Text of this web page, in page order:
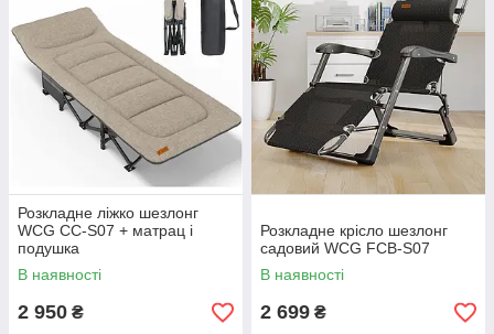
Розкладне ліжко шезлонг
WCG CC-S07 + матрац і
подушка
В наявності
2 950 ₴
Розкладне крісло шезлонг
садовий WCG FCB-S07
В наявності
2 699 ₴